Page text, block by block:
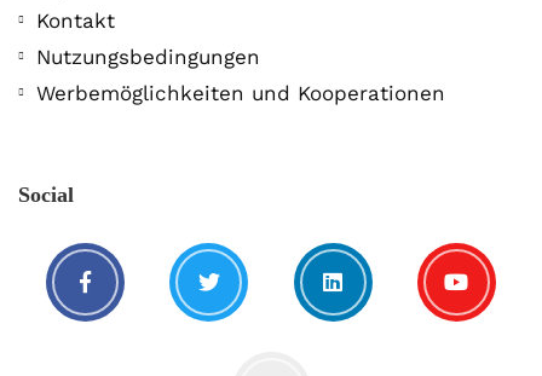
Kontakt
Nutzungsbedingungen
Werbemöglichkeiten und Kooperationen
Social